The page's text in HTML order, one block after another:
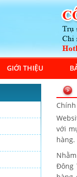
GIỚI THIỆU
với
hàng.
Đông